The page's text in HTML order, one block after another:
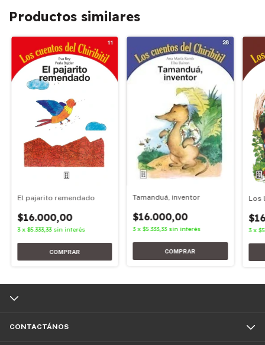
Productos similares
El pajarito remendado
$16.000,00
3 x $5.333,33 sin interés
Tamanduá, inventor
$16.000,00
3 x$5.333,33 sin interés
Los
3 x
CONTACTÁNOS